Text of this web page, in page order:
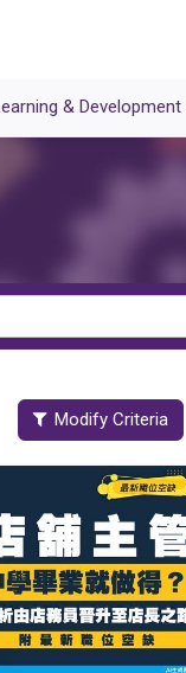
& Development
Modify Criteria